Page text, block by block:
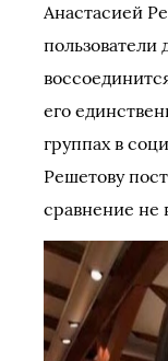
Анастасией
пользователи
его
группах в
Решетову
сравнение не